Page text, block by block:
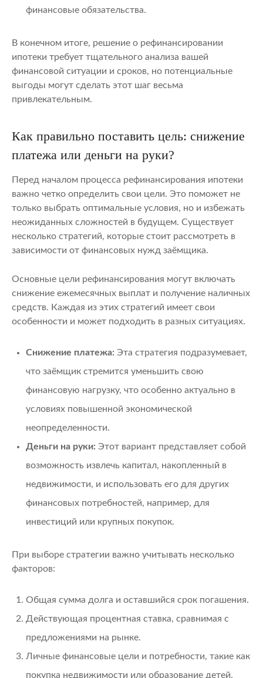
финансовые обязательства.
В конечном итоге, решение о рефинансировании
ипотеки требует тщательного анализа вашей
финансовой ситуации и сроков, но потенциальные
выгоды могут сделать этот шаг весьма
привлекательным.
Как правильно поставить цель: снижение
платежа или деньги на руки?
Перед началом процесса рефинансирования ипотеки
важно четко определить свои цели. Это поможет не
только выбрать оптимальные условия, но и избежать
неожиданных сложностей в будущем. Существует
несколько стратегий, которые стоит рассмотреть в
зависимости от финансовых нужд заёмщика.
Основные цели рефинансирования могут включать
снижение ежемесячных выплат и получение наличных
средств. Каждая из этих стратегий имеет свои
особенности и может подходить в разных ситуациях.
Снижение платежа: Эта стратегия подразумевает,
что заёмщик стремится уменьшить свою
финансовую нагрузку, что особенно актуально в
условиях повышенной экономической
неопределенности.
Деньги на руки: Этот вариант представляет собой
возможность извлечь капитал, накопленный в
недвижимости, и использовать его для других
финансовых потребностей, например, для
инвестиций или крупных покупок.
При выборе стратегии важно учитывать несколько
факторов:
Общая сумма долга и оставшийся срок погашения.
Действующая процентная ставка, сравнимая с
предложениями на рынке.
Личные финансовые цели и потребности, такие как
покупка недвижимости или образование детей.